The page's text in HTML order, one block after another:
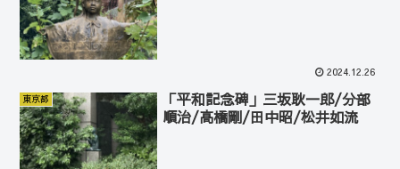
2024.12.26
東京都
「平和記念碑」三坂耿一郎/分部
順治/高橋剛/田中昭/松井如流